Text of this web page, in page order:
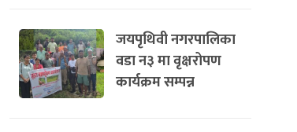
जयपृथिवी नगरपालिका
वडा न३ मा वृक्षरोपण
कार्यक्रम सम्पन्न